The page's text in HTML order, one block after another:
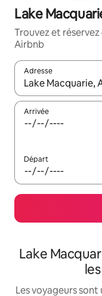
Lake
Trouvez et
Airbnb
Adresse
Lorsque les
Arrivée
Départ
Lake
Les voyageurs